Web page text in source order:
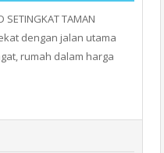
SETINGKAT TAMAN
dengan jalan utama
rumah dalam harga